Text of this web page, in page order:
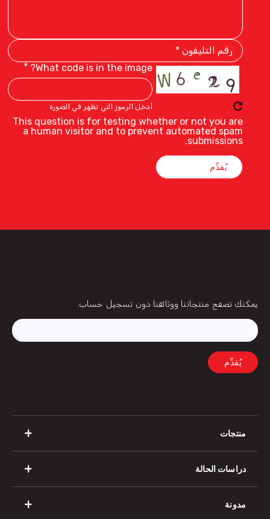
Phone
Number
What code is in the image?
أدخل الرموز التي تظهر في الصورة
This question is for testing whether or not you are
a human visitor and to prevent automated spam
submissions.
بريد
يمكنك تصفح منتجاتنا ووثائقنا دون تسجيل حساب.
منتجات
دراسات الحالة
مدونة